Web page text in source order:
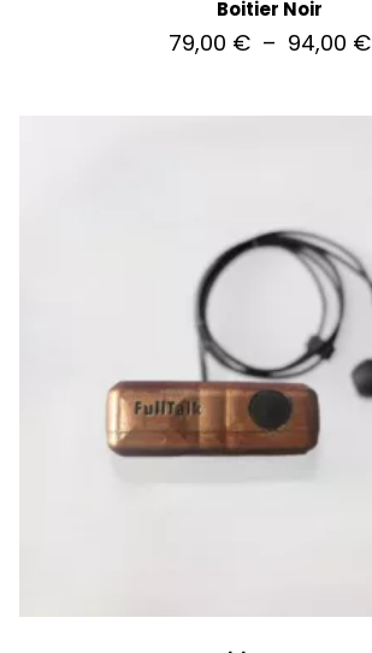
Boitier Noir
79,00 € – 94,00 €